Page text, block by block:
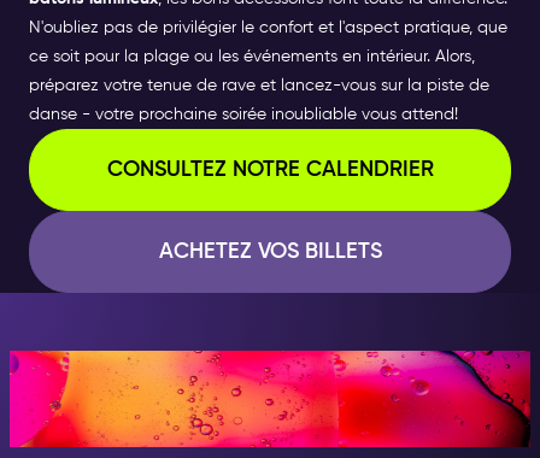
N'oubliez pas de privilégier le confort et l'aspect pratique, que
ce soit pour la plage ou les événements en intérieur. Alors,
préparez votre tenue de rave et lancez-vous sur la piste de
danse - votre prochaine soirée inoubliable vous attend!
CONSULTEZ NOTRE CALENDRIER
ACHETEZ VOS BILLETS
CE SOIR, DEVIENS
QUELQU'UN D'INCROYABLE